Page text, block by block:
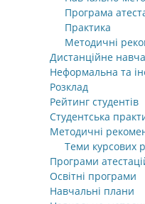
Програма
Практика
Методичні
Дистанційне
Неформальна та
Розклад
Рейтинг студентів
Студентська
Методичні
Теми курсових
Програми
Освітні програми
Навчальні плани